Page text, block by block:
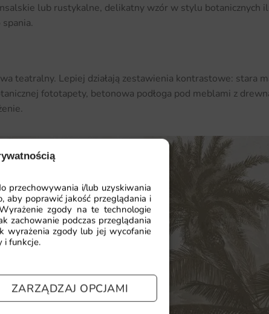
przechowywania i/lub uzyskiwania
aby poprawić jakość przeglądania i
zgody na te technologie
zachowanie podczas przeglądania
wyrażenia zgody lub jej wycofanie
i funkcje.
ZARZĄDZAJ OPCJAMI
lub rustykalne, delikatny wzór w stylu botanicznych
teatralny. Lepiej działają zestawienia kontrastowe: stara
fototapety, betonowa podłoga pod meblami z